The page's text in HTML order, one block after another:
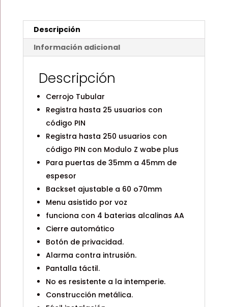
ANTIGUO
(PROMO)
cantidad
Descripción
Información adicional
Descripción
Cerrojo Tubular
Registra hasta 25 usuarios con
código PIN
Registra hasta 250 usuarios con
código PIN con Modulo Z wabe plus
Para puertas de 35mm a 45mm de
espesor
Backset ajustable a 60 o70mm
Menu asistido por voz
funciona con 4 baterias alcalinas AA
Cierre automático
Botón de privacidad.
Alarma contra intrusión.
Pantalla táctil.
No es resistente a la intemperie.
Construcción metálica.